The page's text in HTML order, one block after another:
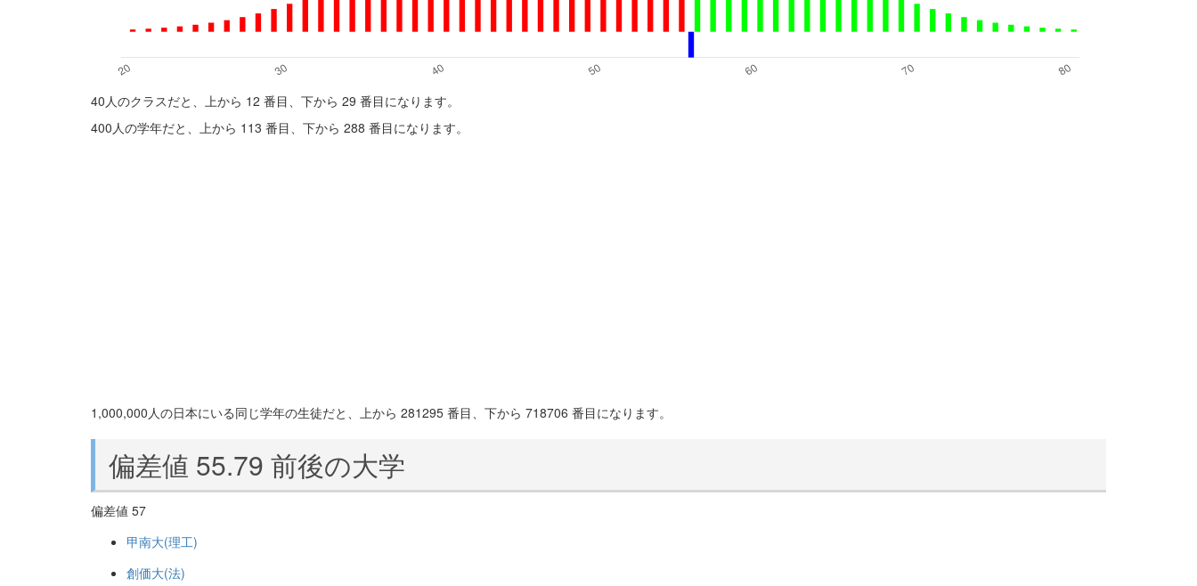
40人のクラスだと、上から 12 番目、下から 29 番目になります。
400人の学年だと、上から 113 番目、下から 288 番目になります。
1,000,000人の日本にいる同じ学年の生徒だと、上から 281295 番目、下から 718706 番目になります。
偏差値 55.79 前後の大学
偏差値 57
甲南大(理工)
創価大(法)